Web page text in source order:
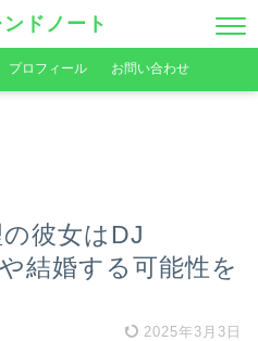
ドノート
プロフィール お問い合わせ
彼女はDJ
結婚する可能性を
2025年3月3日